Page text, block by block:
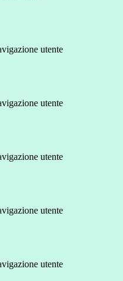
utente
utente
utente
utente
utente